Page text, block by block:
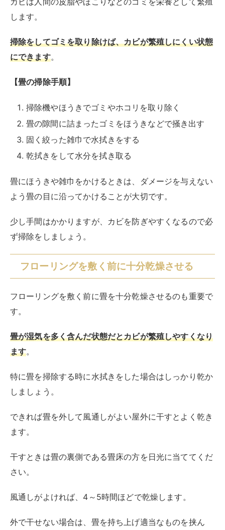
す。
ます。
しましょう。
できれば畳を外して風通しがよい屋外に干すとよく乾き
ます。
干すときは畳の裏側である畳床の方を日光に当ててくだ
風通しがよければ、4～5時間ほどで乾燥します。
外で干せない場合は、畳を持ち上げ適当なものを挟ん
で、風通しをよくしてからその場で干しましょう。
干している時は扇風機やサーキュレーターを使うと、乾
きやすくなる
のでおすすめです。
湿度と温度を調節する
カビ対策のためにも除湿した方が良
いかもね！
の湿度・温度も特に注意して調節しましょう。
の気温が揃うと繁殖します。
フローリング材の下は特に湿気がこもりやすい状態なの